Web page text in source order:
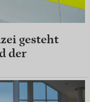
gesteht
der